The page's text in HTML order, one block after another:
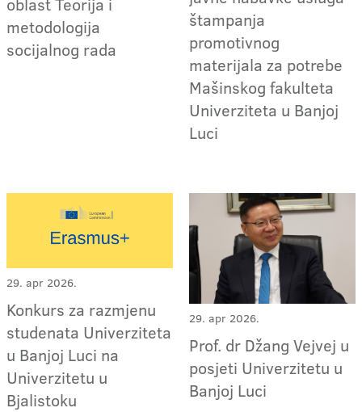
metodologija
socijalnog rada
štampanja
promotivnog
materijala za potrebe
Mašinskog fakulteta
Univerziteta u Banjoj
Luci
29. apr 2026.
Konkurs za razmjenu
studenata Univerziteta
u Banjoj Luci na
Univerzitetu u
Bjalistoku
29. apr 2026.
Prof. dr Džang Vejvej u
posjeti Univerzitetu u
Banjoj Luci